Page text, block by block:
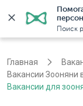
Поиск
Главная
Вакансии Зооняни
Вакансии для